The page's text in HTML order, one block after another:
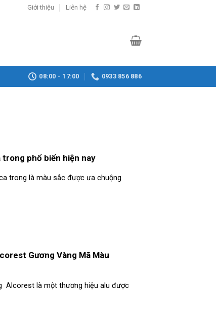
Giới thiệu Liên hệ
08:00 - 17:00 0933 856 886
phổ biến hiện nay
trong là màu sắc được ưa chuộng
Gương Vàng Mã Màu
Alcorest là một thương hiệu alu được